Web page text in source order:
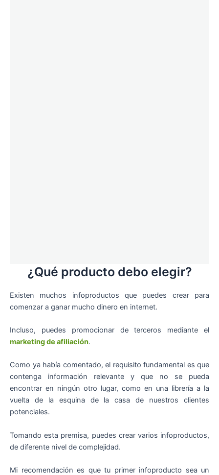
¿Qué producto debo elegir?
Existen muchos infoproductos que puedes crear para
comenzar a ganar mucho dinero en internet.
Incluso, puedes promocionar de terceros mediante el
marketing de afiliación.
Como ya había comentado, el requisito fundamental es que
contenga información relevante y que no se pueda
encontrar en ningún otro lugar, como en una librería a la
vuelta de la esquina de la casa de nuestros clientes
potenciales.
Tomando esta premisa, puedes crear varios infoproductos,
de diferente nivel de complejidad.
Mi recomendación es que tu primer infoproducto sea un